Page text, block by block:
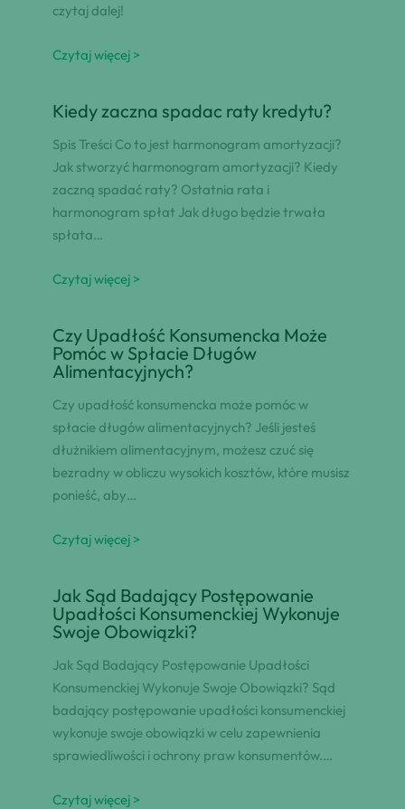
czytaj dalej!
Czytaj więcej >
Kiedy zaczna spadac raty kredytu?
Spis Treści Co to jest harmonogram amortyzacji?
Jak stworzyć harmonogram amortyzacji? Kiedy
zaczną spadać raty? Ostatnia rata i
harmonogram spłat Jak długo będzie trwała
spłata…
Czytaj więcej >
Czy Upadłość Konsumencka Może
Pomóc w Spłacie Długów
Alimentacyjnych?
Czy upadłość konsumencka może pomóc w
spłacie długów alimentacyjnych? Jeśli jesteś
dłużnikiem alimentacyjnym, możesz czuć się
bezradny w obliczu wysokich kosztów, które musisz
ponieść, aby…
Czytaj więcej >
Jak Sąd Badający Postępowanie
Upadłości Konsumenckiej Wykonuje
Swoje Obowiązki?
Jak Sąd Badający Postępowanie Upadłości
Konsumenckiej Wykonuje Swoje Obowiązki? Sąd
badający postępowanie upadłości konsumenckiej
wykonuje swoje obowiązki w celu zapewnienia
sprawiedliwości i ochrony praw konsumentów.…
Czytaj więcej >